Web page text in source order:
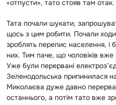
«отпусти», тато стояв там отак.
Тата почали шукати,
щось з цим робити. Почали
зроблять перепис населення, і
них. Тим паче, що чоловіків
Уже були перервані
Зеленодольська припинилася
Миколаєва дуже давно
останнього, а потім тато вже